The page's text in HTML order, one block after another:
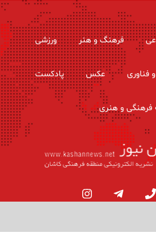
فرهنگ و هنر ورزشی
فناوری عکس پادکست
فرهنگی و هنری